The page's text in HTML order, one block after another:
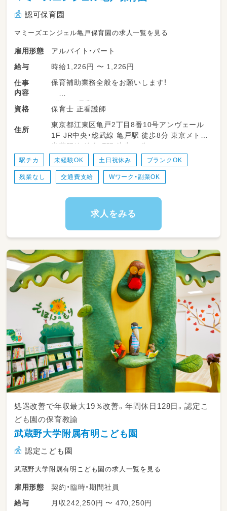
認可保育園
マミーズエンジェル亀戸保育園の求人一覧を見る
雇用形態
アルバイト・パート
給与
時給1,226円 〜 1,226円
仕事
内容
保育補助業務全般をお願いします！
・遊びの見守り
・食事の補助
・トイレの補助
・園内の清掃など
資格 保育士 正看護師
住所
東京都江東区亀戸2丁目8番10号アンヴェール
1F JR中央・総武線 亀戸駅 徒歩8分 東京メトロ
半蔵門線 錦糸町駅 徒歩10分
駅チカ 未経験OK 土日祝休み ブランクOK
残業なし 交通費支給 Wワーク・副業OK
求人をみる
処遇改善で年収最大19％改善。年間休日128日。認定こ
ども園の保育教諭
武蔵野大学附属有明こども園
認定こども園
武蔵野大学附属有明こども園の求人一覧を見る
雇用形態
契約・臨時・期間社員
給与
月収242,250円 〜 470,250円